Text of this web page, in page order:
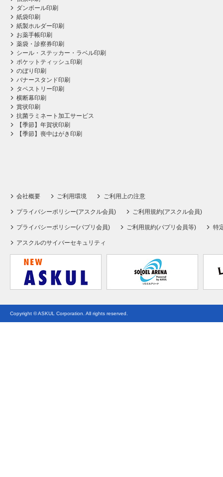
ダンボール印刷
紙袋印刷
紙製ホルダー印刷
お薬手帳印刷
薬袋・診察券印刷
シール・ステッカー・ラベル印刷
ポケットティッシュ印刷
のぼり印刷
バナースタンド印刷
タペストリー印刷
横断幕印刷
賞状印刷
抗菌ラミネート加工サービス
【季節】年賀状印刷
【季節】喪中はがき印刷
会社概要 ご利用環境 ご利用上の注意
プライバシーポリシー(アスクル会員) ご利用規約(アスクル会員)
プライバシーポリシー(パプリ会員) ご利用規約(パプリ会員等) 特
アスクルのサイバーセキュリティ
Copyright © ASKUL Corporation. All rights reserved.